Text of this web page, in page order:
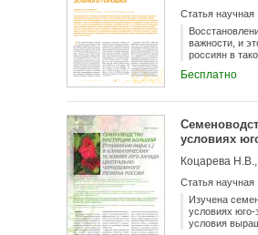
Статья научная
важности, и
россиян в
ВНИИССОК в
горошка на
Бесплатно
условиях
Коцарева
Статья научная
Изучена
условиях юго-
условия